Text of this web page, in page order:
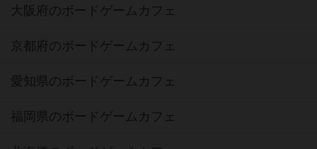
大阪府のボードゲームカフェ
京都府のボードゲームカフェ
愛知県のボードゲームカフェ
福岡県のボードゲームカフェ